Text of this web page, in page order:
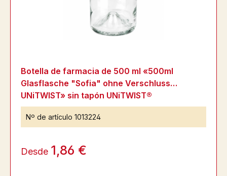
Botella de farmacia de 500 ml «500ml
Glasflasche "Sofia" ohne Verschluss
UNiTWIST» sin tapón UNiTWIST®
Nº de artículo 1013224
Desde 1,86 €